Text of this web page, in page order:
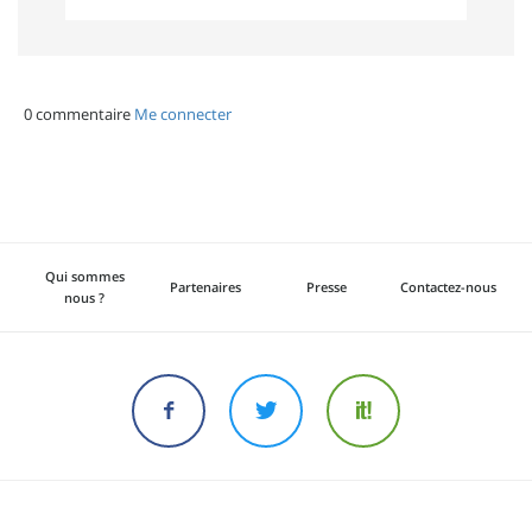
0 commentaire Me connecter
Qui sommes
nous ?
Partenaires Presse Contactez-nous